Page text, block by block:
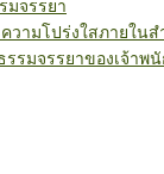
มจรรยา
วามโปร่งใสภายใน
มจรรยาของเจ้าพนั